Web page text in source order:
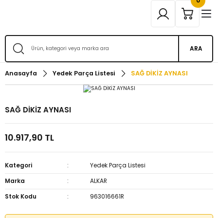
ARA
Anasayfa Yedek Parça Listesi SAĞ DİKİZ AYNASI
SAĞ DİKİZ AYNASI
10.917,90 TL
Kategori
Yedek Parça Listesi
Marka
ALKAR
Stok Kodu
963016661R